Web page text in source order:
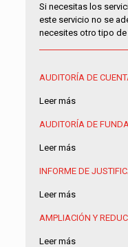
Si necesitas los
este servicio no se
necesites otro tipo de
AUDITORÍA DE
Leer más
AUDITORÍA DE
Leer más
INFORME DE
Leer más
AMPLIACIÓN Y
Leer más